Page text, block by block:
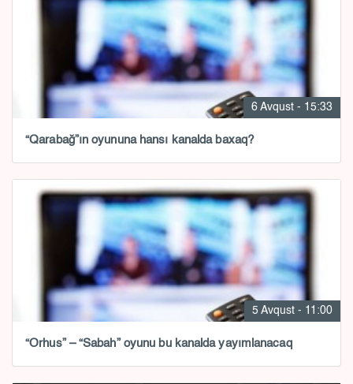
6 Avqust - 15:33
“Qarabağ”ın oyununa hansı kanalda baxaq?
5 Avqust - 11:00
“Orhus” – “Sabah” oyunu bu kanalda yayımlanacaq